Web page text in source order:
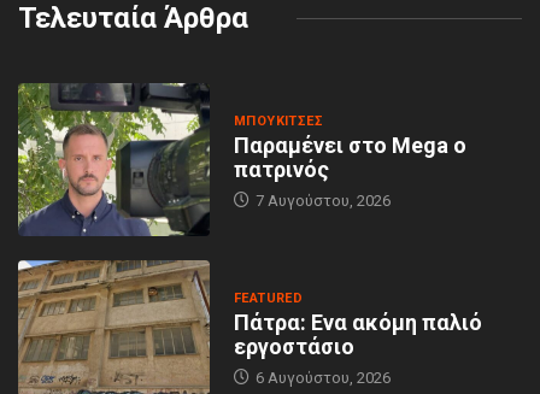
Τελευταία Άρθρα
MΠΟΥΚΊΤΣΕΣ
Παραμένει στο Mega ο
πατρινός
7 Αυγούστου, 2026
FEATURED
Πάτρα: Ενα ακόμη παλιό
εργοστάσιο
6 Αυγούστου, 2026